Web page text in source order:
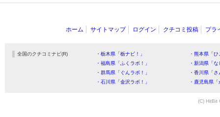
ホーム サイトマップ ログイン クチコミ投稿 プラ
全国のクチコミナビ(R) ・栃木県「栃ナビ！」
・熊本県「
・福島県「ふくラボ！」
・新潟県「
・群馬県「ぐんラボ！」
・香川県「
・石川県「金沢ラボ！」
・鹿児島県
(C) HitBit